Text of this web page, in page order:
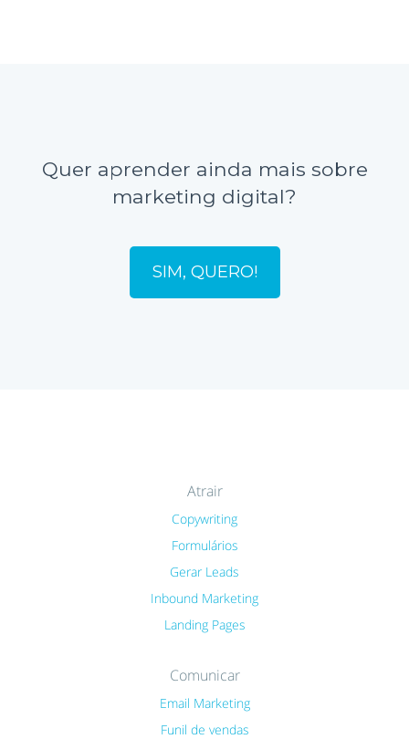
Quer aprender ainda mais sobre
marketing digital?
SIM, QUERO!
Atrair
Copywriting
Formulários
Gerar Leads
Inbound Marketing
Landing Pages
Comunicar
Email Marketing
Funil de vendas